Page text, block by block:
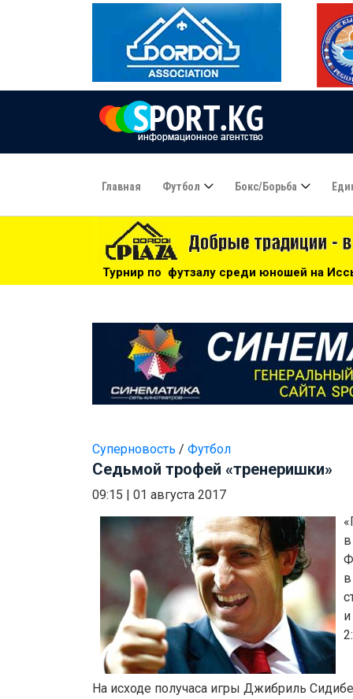
Главная Футбол Бокс/борьба
по футзалу среди юношей на Иссык-Куле: «Бишкек» -
Суперновость / Футбол
Седьмой трофей «тренеришки»
09:15
01 августа 2017
На исходе получаса игры Джибриль